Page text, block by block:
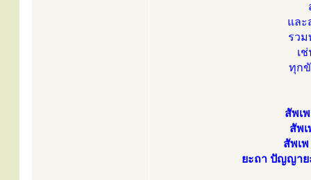
และ
รวม
เ
ทุก
สัพเ
สัพ
สัพเ
ยะถา ปัญญาย